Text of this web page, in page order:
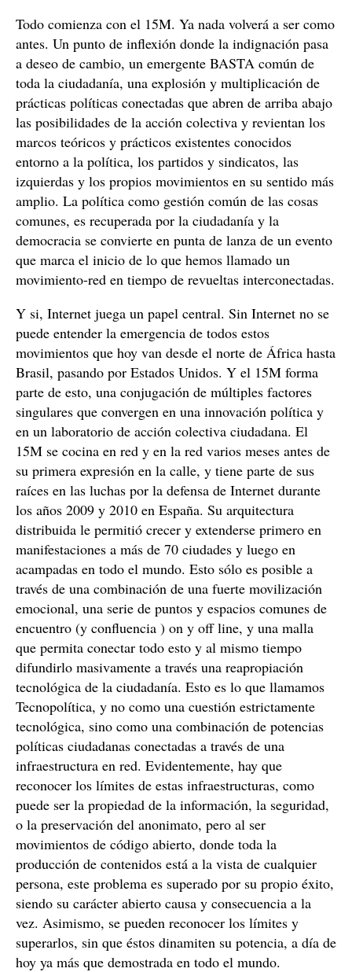
Todo comienza con el 15M. Ya nada volverá a ser como
antes. Un punto de inflexión donde la indignación pasa
a deseo de cambio, un emergente BASTA común de
toda la ciudadanía, una explosión y multiplicación de
prácticas políticas conectadas que abren de arriba abajo
las posibilidades de la acción colectiva y revientan los
marcos teóricos y prácticos existentes conocidos
entorno a la política, los partidos y sindicatos, las
izquierdas y los propios movimientos en su sentido más
amplio. La política como gestión común de las cosas
comunes, es recuperada por la ciudadanía y la
democracia se convierte en punta de lanza de un evento
que marca el inicio de lo que hemos llamado un
movimiento-red en tiempo de revueltas interconectadas.
Y si, Internet juega un papel central. Sin Internet no se
puede entender la emergencia de todos estos
movimientos que hoy van desde el norte de África hasta
Brasil, pasando por Estados Unidos. Y el 15M forma
parte de esto, una conjugación de múltiples factores
singulares que convergen en una innovación política y
en un laboratorio de acción colectiva ciudadana. El
15M se cocina en red y en la red varios meses antes de
su primera expresión en la calle, y tiene parte de sus
raíces en las luchas por la defensa de Internet durante
los años 2009 y 2010 en España. Su arquitectura
distribuida le permitió crecer y extenderse primero en
manifestaciones a más de 70 ciudades y luego en
acampadas en todo el mundo. Esto sólo es posible a
través de una combinación de una fuerte movilización
emocional, una serie de puntos y espacios comunes de
encuentro (y confluencia ) on y off line, y una malla
que permita conectar todo esto y al mismo tiempo
difundirlo masivamente a través una reapropiación
tecnológica de la ciudadanía. Esto es lo que llamamos
Tecnopolítica, y no como una cuestión estrictamente
tecnológica, sino como una combinación de potencias
políticas ciudadanas conectadas a través de una
infraestructura en red. Evidentemente, hay que
reconocer los límites de estas infraestructuras, como
puede ser la propiedad de la información, la seguridad,
o la preservación del anonimato, pero al ser
movimientos de código abierto, donde toda la
producción de contenidos está a la vista de cualquier
persona, este problema es superado por su propio éxito,
siendo su carácter abierto causa y consecuencia a la
vez. Asimismo, se pueden reconocer los límites y
superarlos, sin que éstos dinamiten su potencia, a día de
hoy ya más que demostrada en todo el mundo.